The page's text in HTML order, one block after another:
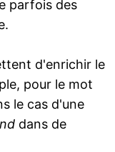
parfois des
d'enrichir le
pour le mot
le cas d'une
dans de